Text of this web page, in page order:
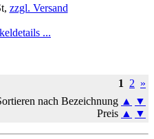
zzgl. Versand
...
1 2 »
nach Bezeichnung ▲
▼
Preis ▲ ▼